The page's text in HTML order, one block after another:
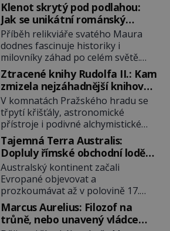
Klenot skrytý pod podlahou:
Jak se unikátní románský
poklad dostal do zapadlého
Bečova?
Příběh relikviáře svatého Maura
dodnes fascinuje historiky i
milovníky záhad po celém světě.
Tato románská zlatnická památka
ze 13. století je po českých
korunovačních klenotech druhým
nejcennějším movitým majetkem v
České republice. Přestože byl
klenot v roce 1985 po dramatickém
pátrání kriminalistů úspěšně
nalezen, jeho minulost stále
obestírá hustá mlha. Otázky, jak
přesně se tato […]
Ztracené knihy Rudolfa II.: Kam
zmizela nejzáhadnější knihovna
Evropy?
V komnatách Pražského hradu se
třpytí křišťály, astronomické
přístroje i podivné alchymistické
rukopisy. Císař Rudolf II.
shromažďuje vše, co souvisí s
tajemstvím přírody, hvězd i
lidského poznání. Jenže po jeho
smrti se jeho slavné sbírky začínají
rozpadat a část z nich mizí navždy.
Kdo odnesl nejvzácnější knihy? A
existují ještě někde zapomenuté
Tajemná Terra Australis:
Dopluly římské obchodní lodě
až do Austrálie?
Australský kontinent začali
Evropané objevovat a
prozkoumávat až v polovině 17.
století. Existuje však možnost, že
by se o tento vzdálený kontinent
mohly zajímat již evropské
Marcus Aurelius: Filozof na
trůně, nebo unavený vládce